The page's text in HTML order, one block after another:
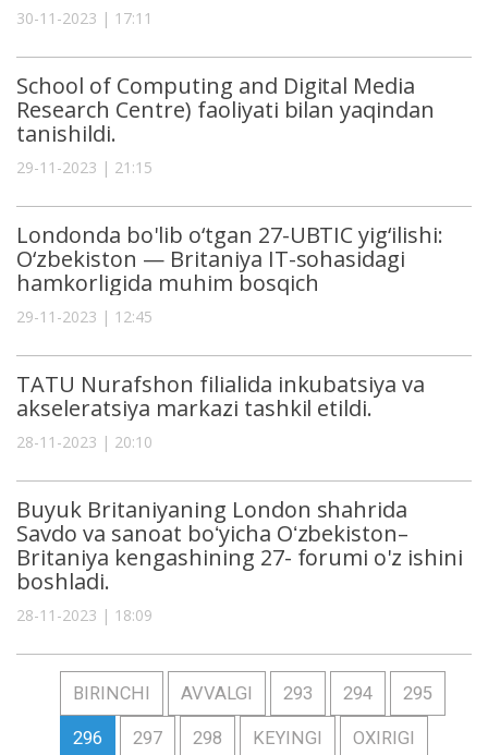
30-11-2023 | 17:11
School of Computing and Digital Media
Research Centre) faoliyati bilan yaqindan
tanishildi.
29-11-2023 | 21:15
Londonda bo'lib o‘tgan 27-UBTIC yig‘ilishi:
O‘zbekiston — Britaniya IT-sohasidagi
hamkorligida muhim bosqich
29-11-2023 | 12:45
TATU Nurafshon filialida inkubatsiya va
akseleratsiya markazi tashkil etildi.
28-11-2023 | 20:10
Buyuk Britaniyaning London shahrida
Savdo va sanoat boʻyicha Oʻzbekiston–
Britaniya kengashining 27- forumi o'z ishini
boshladi.
28-11-2023 | 18:09
BIRINCHI AVVALGI 293 294 295
296 297 298 KEYINGI OXIRIGI